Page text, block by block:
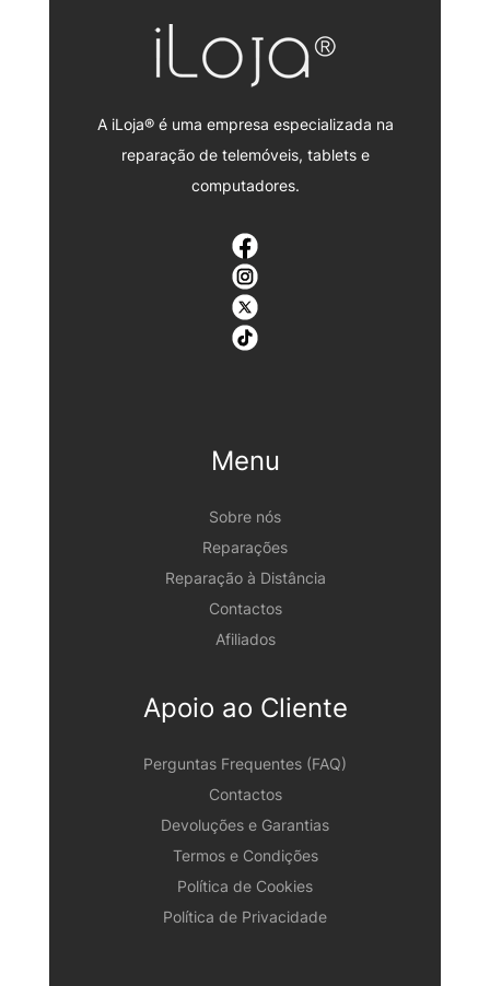
A iLoja® é uma empresa especializada na
reparação de telemóveis, tablets e
computadores.
Menu
Sobre nós
Reparações
Reparação à Distância
Contactos
Afiliados
Apoio ao Cliente
Perguntas Frequentes (FAQ)
Contactos
Devoluções e Garantias
Termos e Condições
Política de Cookies
Política de Privacidade